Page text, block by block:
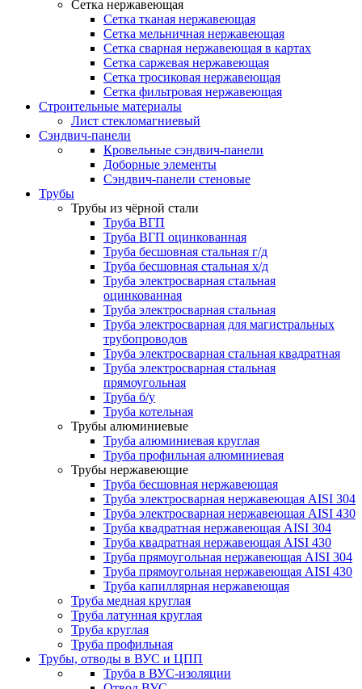
Сетка нержавеющая
Сетка тканая нержавеющая
Сетка мельничная нержавеющая
Сетка сварная нержавеющая в картах
Сетка саржевая нержавеющая
Сетка тросиковая нержавеющая
Сетка фильтровая нержавеющая
Строительные материалы
Лист стекломагниевый
Сэндвич-панели
Кровельные сэндвич-панели
Доборные элементы
Сэндвич-панели стеновые
Трубы
Трубы из чёрной стали
Труба ВГП
Труба ВГП оцинкованная
Труба бесшовная стальная г/д
Труба бесшовная стальная х/д
Труба электросварная стальная
оцинкованная
Труба электросварная стальная
Труба электросварная для магистральных
трубопроводов
Труба электросварная стальная квадратная
Труба электросварная стальная
прямоугольная
Труба б/у
Труба котельная
Трубы алюминиевые
Труба алюминиевая круглая
Труба профильная алюминиевая
Трубы нержавеющие
Труба бесшовная нержавеющая
Труба электросварная нержавеющая AISI 304
Труба электросварная нержавеющая AISI 430
Труба квадратная нержавеющая AISI 304
Труба квадратная нержавеющая AISI 430
Труба прямоугольная нержавеющая AISI 304
Труба прямоугольная нержавеющая AISI 430
Труба капиллярная нержавеющая
Труба медная круглая
Труба латунная круглая
Труба круглая
Труба профильная
Трубы, отводы в ВУС и ЦПП
Труба в ВУС-изоляции